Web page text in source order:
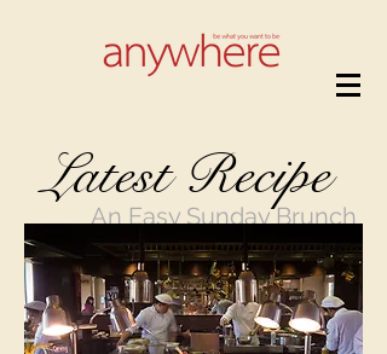
Latest Recipe
An Easy Sunday Brunch